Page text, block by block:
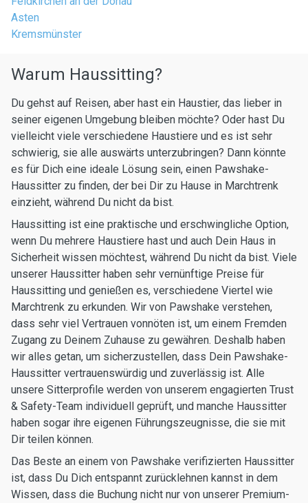
Asten
Kremsmünster
Warum Haussitting?
Du gehst auf Reisen, aber hast ein Haustier, das lieber in
seiner eigenen Umgebung bleiben möchte? Oder hast Du
vielleicht viele verschiedene Haustiere und es ist sehr
schwierig, sie alle auswärts unterzubringen? Dann könnte
es für Dich eine ideale Lösung sein, einen Pawshake-
Haussitter zu finden, der bei Dir zu Hause in Marchtrenk
einzieht, während Du nicht da bist.
Haussitting ist eine praktische und erschwingliche Option,
wenn Du mehrere Haustiere hast und auch Dein Haus in
Sicherheit wissen möchtest, während Du nicht da bist. Viele
unserer Haussitter haben sehr vernünftige Preise für
Haussitting und genießen es, verschiedene Viertel wie
Marchtrenk zu erkunden. Wir von Pawshake verstehen,
dass sehr viel Vertrauen vonnöten ist, um einem Fremden
Zugang zu Deinem Zuhause zu gewähren. Deshalb haben
wir alles getan, um sicherzustellen, dass Dein Pawshake-
Haussitter vertrauenswürdig und zuverlässig ist. Alle
unsere Sitterprofile werden von unserem engagierten Trust
& Safety-Team individuell geprüft, und manche Haussitter
haben sogar ihre eigenen Führungszeugnisse, die sie mit
Dir teilen können.
Das Beste an einem von Pawshake verifizierten Haussitter
ist, dass Du Dich entspannt zurücklehnen kannst in dem
Wissen, dass die Buchung nicht nur von unserer Premium-